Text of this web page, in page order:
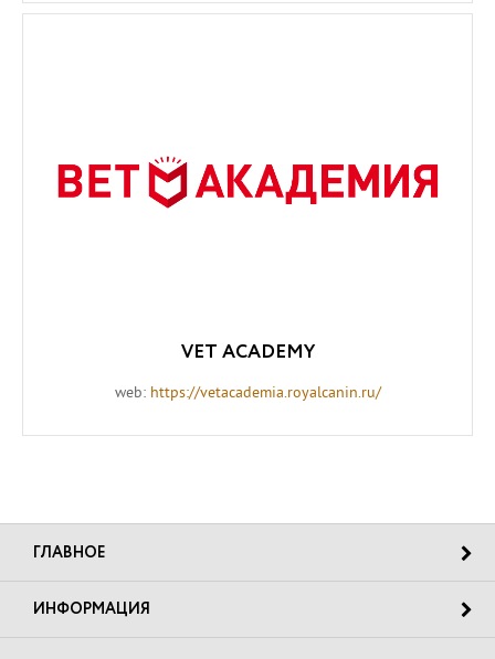
VET ACADEMY
web: https://vetacademia.royalcanin.ru/
ГЛАВНОЕ
ИНФОРМАЦИЯ